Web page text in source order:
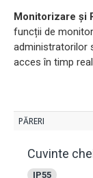
Monitorizare și
funcții de
administratorilor
acces în timp
PĂRERI
Cuvinte
IP55